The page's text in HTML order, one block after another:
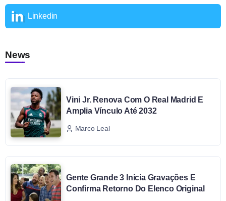
Linkedin
News
Vini Jr. Renova Com O Real Madrid E
Amplia Vínculo Até 2032
Marco Leal
Gente Grande 3 Inicia Gravações E
Confirma Retorno Do Elenco Original